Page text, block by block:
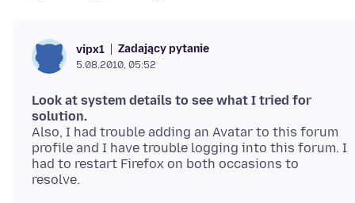
vipx1 Zadający pytanie
5.08.2010, 05:52
Look at system details to see what I tried for
solution.
Also, I had trouble adding an Avatar to this forum
profile and I have trouble logging into this forum. I
had to restart Firefox on both occasions to